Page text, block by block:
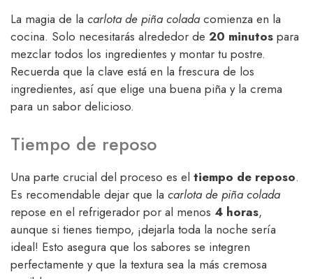
La magia de la carlota de piña colada comienza en la
cocina. Solo necesitarás alrededor de 20 minutos para
mezclar todos los ingredientes y montar tu postre.
Recuerda que la clave está en la frescura de los
ingredientes, así que elige una buena piña y la crema
para un sabor delicioso.
Tiempo de reposo
Una parte crucial del proceso es el tiempo de reposo.
Es recomendable dejar que la carlota de piña colada
repose en el refrigerador por al menos 4 horas,
aunque si tienes tiempo, ¡dejarla toda la noche sería
ideal! Esto asegura que los sabores se integren
perfectamente y que la textura sea la más cremosa